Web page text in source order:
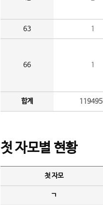
63 1
66 1
합계
첫 자모별 현황
첫 자모
ㄱ